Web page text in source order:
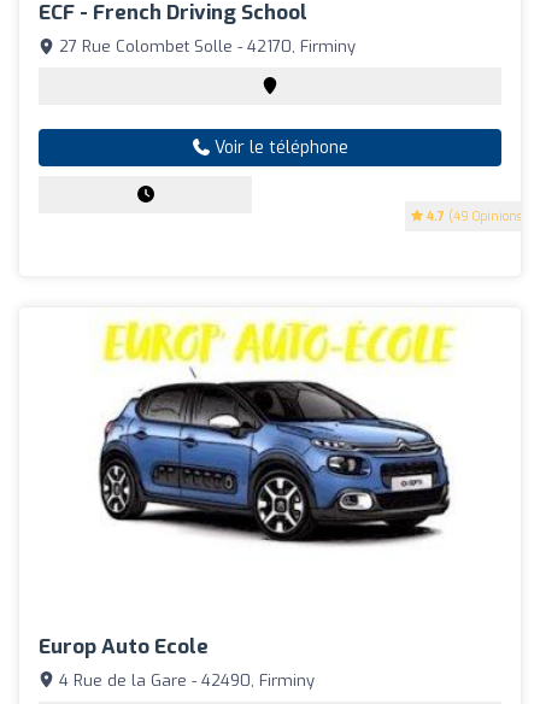
ECF - French Driving School
4.7 (49 Opinions)
27 Rue Colombet Solle - 42170, Firminy
Voir le téléphone
Europ Auto Ecole
4 Rue de la Gare - 42490, Firminy